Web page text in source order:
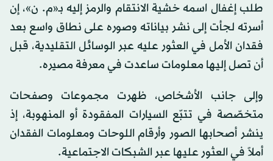
طلب إغفال اسمه خشية الانتقام والرمز إليه بـ«م. ن»، إن
أسرته لجأت إلى نشر بياناته وصوره على نطاق واسع بعد
فقدان الأمل في العثور عليه عبر الوسائل التقليدية، قبل
أن تصل إليها معلومات ساعدت في معرفة مصيره.
وإلى جانب الأشخاص، ظهرت مجموعات وصفحات
متخصّصة في تتبّع السيارات المفقودة أو المنهوبة، إذ
ينشر أصحابها الصور وأرقام اللوحات ومعلومات الفقدان
أملاً في العثور عليها عبر الشبكات الاجتماعية.